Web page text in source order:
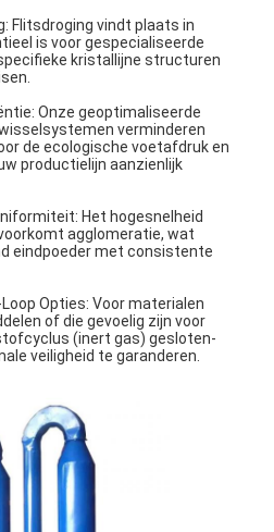
Flitsdroging vindt plaats in
is voor gespecialiseerde
kristallijne structuren
Onze geoptimaliseerde
verminderen
de ecologische voetafdruk en
productielijn aanzienlijk
Het hogesnelheid
agglomeratie, wat
eindpoeder met consistente
Opties: Voor materialen
of die gevoelig zijn voor
(inert gas) gesloten-
veiligheid te garanderen.